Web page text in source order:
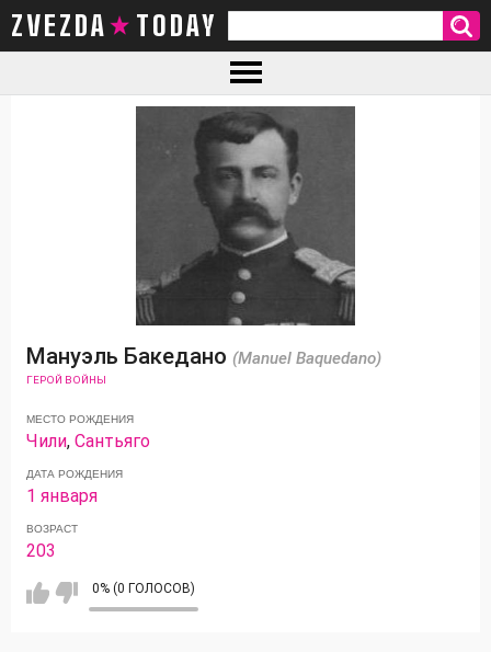
ZVEZDA TODAY
Мануэль Бакедано (Manuel Baquedano)
ГЕРОЙ ВОЙНЫ
МЕСТО РОЖДЕНИЯ
Чили,Сантьяго
ДАТА РОЖДЕНИЯ
1 января
ВОЗРАСТ
203
0% (0 ГОЛОСОВ)